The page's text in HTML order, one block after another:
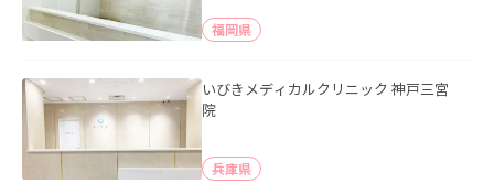
福岡県
いびきメディカルクリニック 神戸三宮
院
兵庫県